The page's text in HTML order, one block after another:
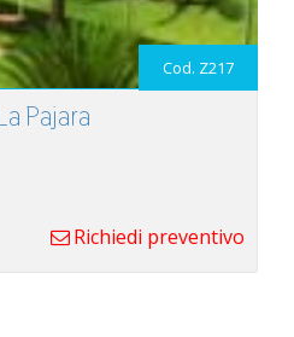
Cod. Z217
Pajara
Richiedi preventivo